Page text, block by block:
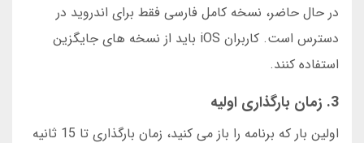
در حال حاضر، نسخه کامل فارسی فقط برای اندروید در
دسترس است. کاربران iOS باید از نسخه های جایگزین
استفاده کنند.
3. زمان بارگذاری اولیه
اولین بار که برنامه را باز می کنید، زمان بارگذاری تا 15 ثانیه